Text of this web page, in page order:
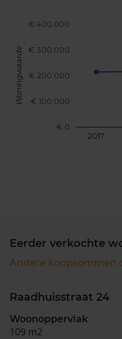
2017
€ 0
€ 100.000
€ 200.000
€ 300.000
€ 400.000
Woningwaarde
Eerder verkochte
Andere koopsommen
Raadhuisstraat 24
Woonoppervlak
109 m2